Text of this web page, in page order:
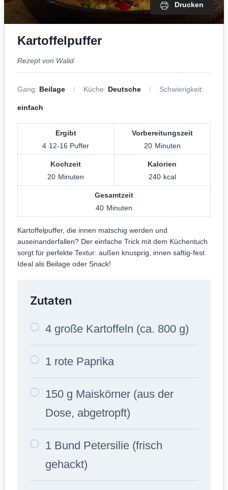
Drucken
Kartoffelpuffer
Rezept von Walid
Gang: Beilage Küche: Deutsche Schwierigkeit:
einfach
Ergibt
4 12-16 Puffer
Vorbereitungszeit
20 Minuten
Kochzeit
20 Minuten
Kalorien
240 kcal
Gesamtzeit
40 Minuten
Kartoffelpuffer, die innen matschig werden und
auseinanderfallen? Der einfache Trick mit dem Küchentuch
sorgt für perfekte Textur: außen knusprig, innen saftig-fest.
Ideal als Beilage oder Snack!
Zutaten
4 große Kartoffeln (ca. 800 g)
1 rote Paprika
150 g Maiskörner (aus der
Dose, abgetropft)
1 Bund Petersilie (frisch
gehackt)